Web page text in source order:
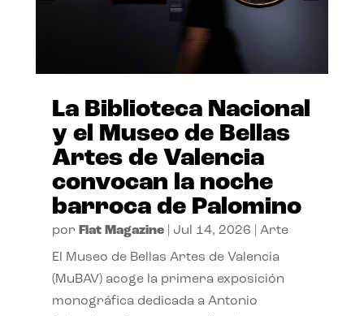
La Biblioteca Nacional
y el Museo de Bellas
Artes de Valencia
convocan la noche
barroca de Palomino
por Flat Magazine| Jul 14, 2026 Arte
El Museo de Bellas Artes de Valencia
(MuBAV) acoge la primera exposición
monográfica dedicada a Antonio